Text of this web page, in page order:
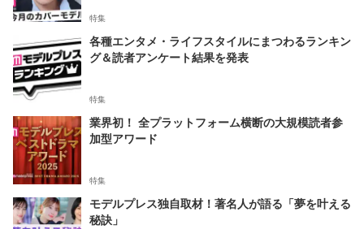
特集
各種エンタメ・ライフスタイルにまつわるランキン
グ＆読者アンケート結果を発表
特集
業界初！ 全プラットフォーム横断の大規模読者参
加型アワード
特集
モデルプレス独自取材！著名人が語る「夢を叶える
秘訣」